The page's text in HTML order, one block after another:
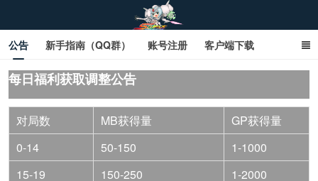
sd敢达ol_sd敢达ol钢达服_sd敢达钢达服_SD敢达数据库
公告 新手指南（QQ群） 账号注册 客户端下载
SD钢达服数据库（网页版） SD钢达服数据库（石墨版）
网页商城文字版
每日福利获取调整公告
对局数 MB获得量
GP获得量
0-14
50-150
1-1000
15-19
150-250
1-2000